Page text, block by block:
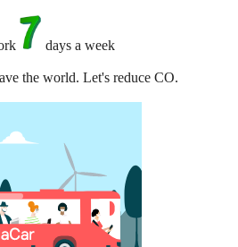
days a week
the world. Let's reduce CO.